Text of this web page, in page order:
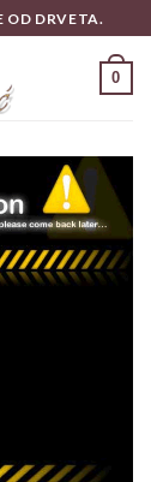
OD DRVETA.
0